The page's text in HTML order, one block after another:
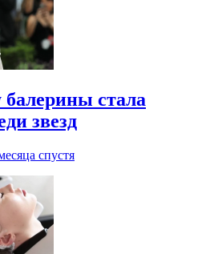
балерины стала
звезд
спустя